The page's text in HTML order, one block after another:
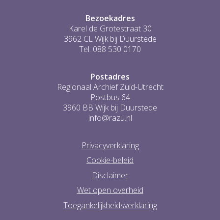
Bezoekadres
Karel de Grotestraat 30
3962 CL Wijk bij Duurstede
Tel: 088 530 0170
Postadres
Regionaal Archief Zuid-Utrecht
Postbus 64
3960 BB Wijk bij Duurstede
info@razu.nl
Privacyverklaring
Cookie-beleid
Disclaimer
Wet open overheid
Toegankelijkheidsverklaring